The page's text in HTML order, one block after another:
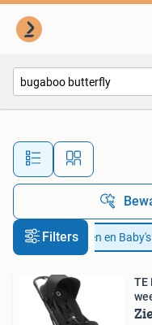
Filters
Kinderen en Baby's
TE